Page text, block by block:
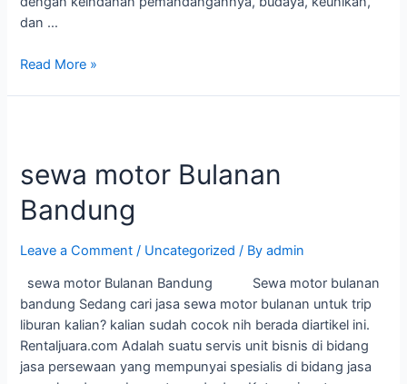
dan …
Read More »
sewa motor Bulanan
Bandung
Leave a Comment / Uncategorized / Byadmin
sewa motor Bulanan Bandung Sewa motor bulanan
bandung Sedang cari jasa sewa motor bulanan untuk trip
liburan kalian? kalian sudah cocok nih berada diartikel ini.
Rentaljuara.com Adalah suatu servis unit bisnis di bidang
jasa persewaan yang mempunyai spesialis di bidang jasa